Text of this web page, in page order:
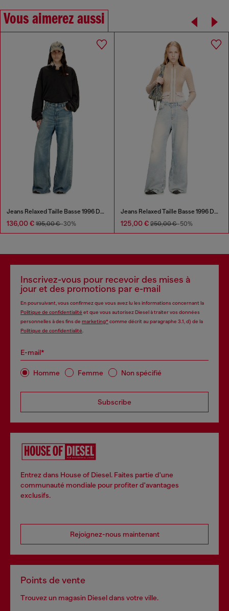
Vous aimerez aussi
Jeans Relaxed Taille Basse 1996 D-Sire
136,00 € 195,00 €-30%
Jeans Relaxed Taille Basse 1996 D-Sire
125,00 € 250,00 €-50%
Inscrivez-vous pour recevoir des mises à
jour et des promotions par e-mail
En poursuivant, vous confirmez que vous avez lu les informations concernant la
Politique de confidentialité et que vous autorisez Diesel à traiter vos données
personnelles à des fins de marketing*comme décrit au paragraphe 3.1, d) de la
Politique de confidentialité.
E-mail*
Homme Femme Non spécifié
Subscribe
Entrez dans House of Diesel. Faites partie d'une
communauté mondiale pour profiter d'avantages
exclusifs.
Rejoignez-nous maintenant
Points de vente
Trouvez un magasin Diesel dans votre ville.